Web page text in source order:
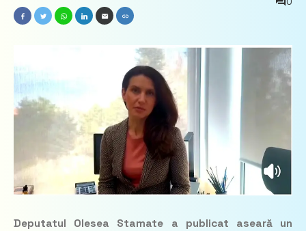
Deputatul Olesea Stamate a publicat aseară un